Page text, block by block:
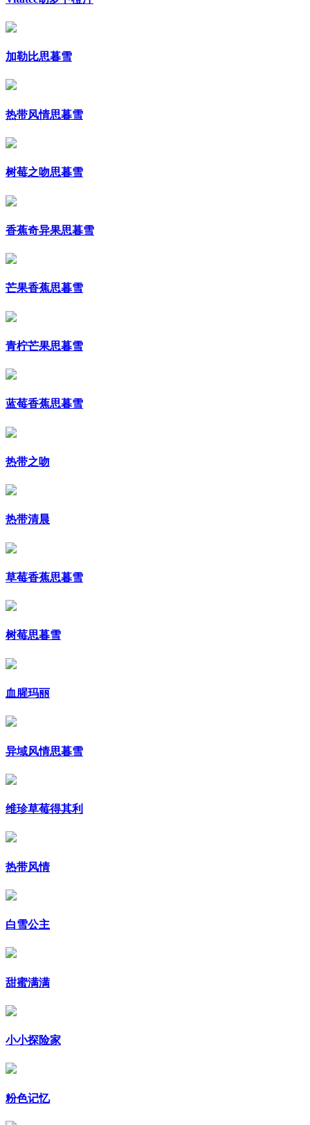
加勒比思暮雪
热带风情思暮雪
树莓之吻思暮雪
香蕉奇异果思暮雪
芒果香蕉思暮雪
青柠芒果思暮雪
蓝莓香蕉思暮雪
热带之吻
热带清晨
草莓香蕉思暮雪
树莓思暮雪
血腥玛丽
异域风情思暮雪
维珍草莓得其利
热带风情
白雪公主
甜蜜满满
小小探险家
粉色记忆